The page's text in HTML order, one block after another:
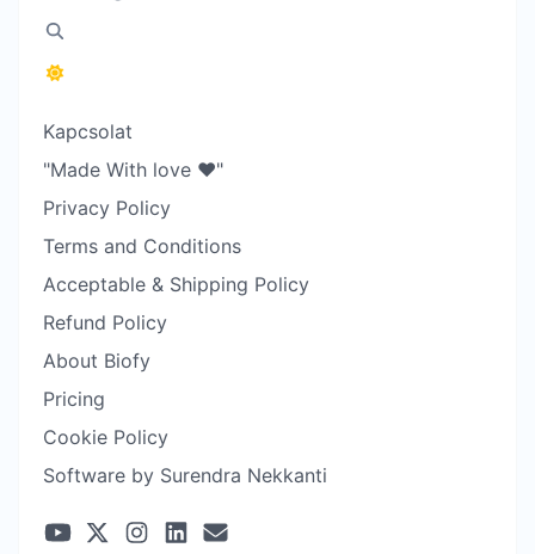
Kapcsolat
"Made With love ❤️"
Privacy Policy
Terms and Conditions
Acceptable & Shipping Policy
Refund Policy
About Biofy
Pricing
Cookie Policy
Software by Surendra Nekkanti